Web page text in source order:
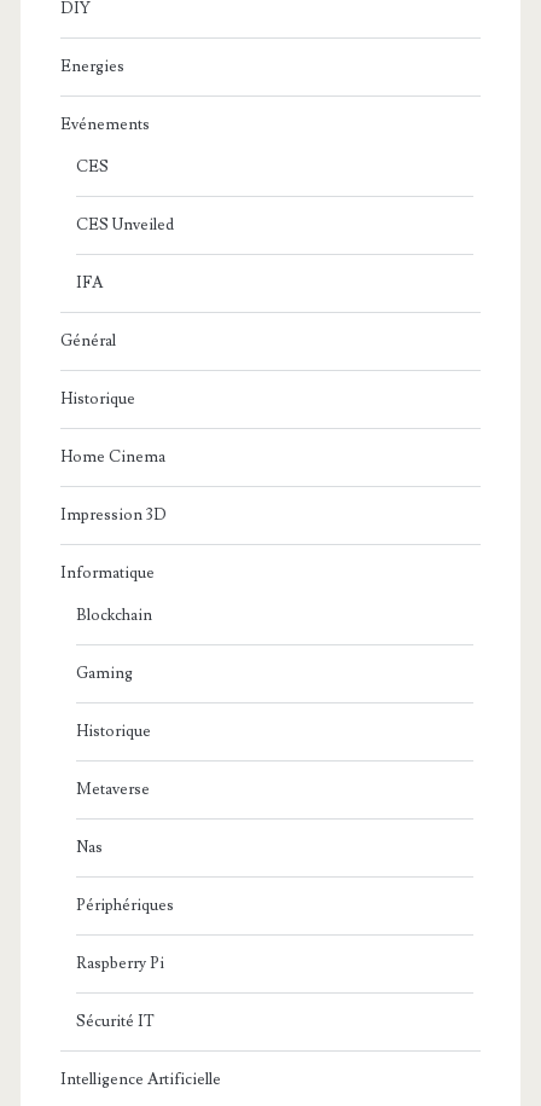
DIY
Energies
Evénements
CES
CES Unveiled
IFA
Général
Historique
Home Cinema
Impression 3D
Informatique
Blockchain
Gaming
Historique
Metaverse
Nas
Périphériques
Raspberry Pi
Sécurité IT
Intelligence Artificielle